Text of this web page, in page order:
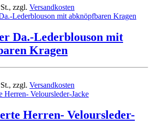
zzgl. Versandkosten
Da.-Lederblouson mit
Kragen
zzgl. Versandkosten
Herren- Veloursleder-